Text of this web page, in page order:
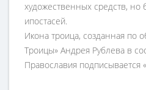
художественных средств, но
ипостасей.
Икона троица, созданная по
Троицы» Андрея Рублева в
Православия подписывается